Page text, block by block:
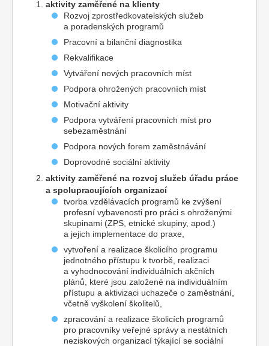
aktivity zaměřené na klienty
Rozvoj zprostředkovatelských služeb
a poradenských programů
Pracovní a bilanční diagnostika
Rekvalifikace
Vytváření nových pracovních míst
Podpora ohrožených pracovních míst
Motivační aktivity
Podpora vytváření pracovních míst pro
sebezaměstnání
Podpora nových forem zaměstnávání
Doprovodné sociální aktivity
aktivity zaměřené na rozvoj služeb úřadu práce
a spolupracujících organizací
tvorba vzdělávacích programů ke zvýšení
profesní vybavenosti pro práci s ohroženými
skupinami (ZPS, etnické skupiny, apod.)
a jejich implementace do praxe,
vytvoření a realizace školicího programu
jednotného přístupu k tvorbě, realizaci
a vyhodnocování individuálních akčních
plánů, které jsou založené na individuálním
přístupu a aktivizaci uchazeče o zaměstnání,
včetně vyškolení školitelů,
zpracování a realizace školicích programů
pro pracovníky veřejné správy a nestátních
neziskových organizací týkající se sociální